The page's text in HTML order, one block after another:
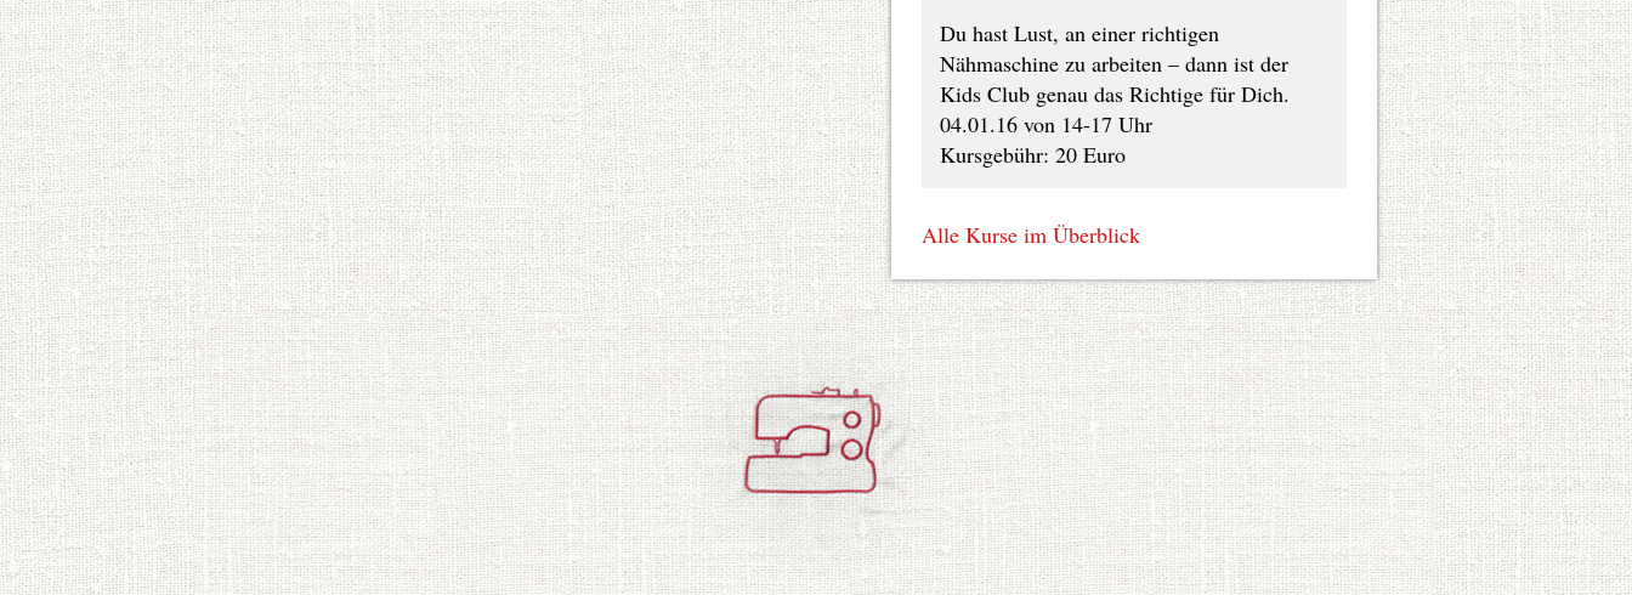
Du hast Lust, an einer richtigen
Nähmaschine zu arbeiten – dann ist der
Kids Club genau das Richtige für Dich.
04.01.16 von 14-17 Uhr
Kursgebühr: 20 Euro
Alle Kurse im Überblick